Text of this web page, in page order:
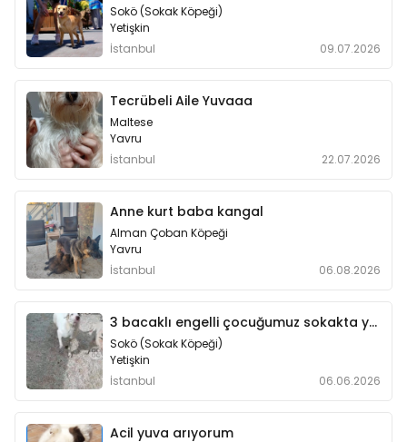
Sokö (Sokak Köpeği)
Yetişkin
İstanbul
09.07.2026
Tecrübeli Aile Yuvaaa
Maltese
Yavru
İstanbul
22.07.2026
Anne kurt baba kangal
Alman Çoban Köpeği
Yavru
İstanbul
06.08.2026
3 bacaklı engelli çocuğumuz sokakta yaşayamiyor
Sokö (Sokak Köpeği)
Yetişkin
İstanbul
06.06.2026
Acil yuva arıyorum